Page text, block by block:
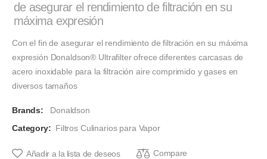
de asegurar el rendimiento de filtración en su
máxima expresión
Con el fin de asegurar el rendimiento de filtración en su máxima
expresión Donaldson® Ultrafilter ofrece diferentes carcasas de
acero inoxidable para la filtración aire comprimido y gases en
diversos tamaños
Brands:
Donaldson
Category: Filtros Culinarios para Vapor
Añadir a la lista de deseos Compare